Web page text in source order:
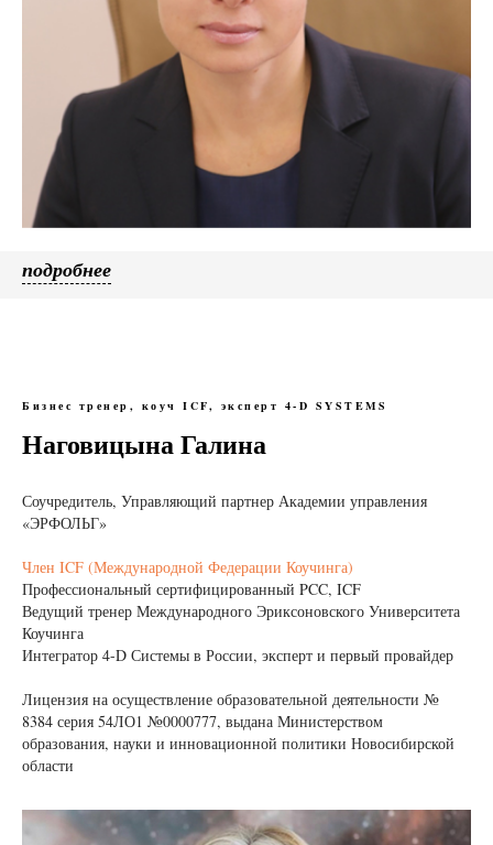
подробнее
Бизнес тренер, коуч ICF, эксперт 4-D SYSTEMS
Наговицына Галина
Соучредитель, Управляющий партнер Академии управления
«ЭРФОЛЬГ»
Член ICF (Международной Федерации Коучинга)
Профессиональный сертифицированный PCC, ICF
Ведущий тренер Международного Эриксоновского Университета
Коучинга
Интегратор 4-D Системы в России, эксперт и первый провайдер
Лицензия на осуществление образовательной деятельности №
8384 серия 54ЛО1 №0000777, выдана Министерством
образования, науки и инновационной политики Новосибирской
области